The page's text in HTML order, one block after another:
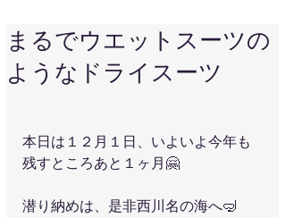
まるでウエットスーツの
ようなドライスーツ
本日は１２月１日、いよいよ今年も
残すところあと１ヶ月🤗
潜り納めは、是非西川名の海へ🤿